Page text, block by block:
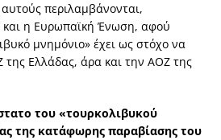
περιλαμβάνονται,
η Ευρωπαϊκή Ένωση, αφού
μνημόνιο» έχει ως στόχο να
της Ελλάδας, άρα και την ΑΟΖ της
του «τουρκολιβυκού
της κατάφωρης παραβίασης του